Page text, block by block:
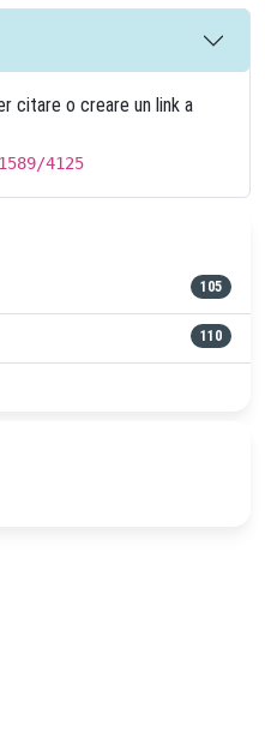
citare o creare un link a
4125
105
110